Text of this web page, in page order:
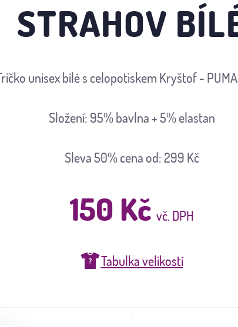
STRAHOV
unisex bílé s celopotiskem Kryštof -
Složení: 95% bavlna + 5% elastan
Sleva 50% cena od: 299 Kč
150 Kč vč. DPH
Tabulka velikostí